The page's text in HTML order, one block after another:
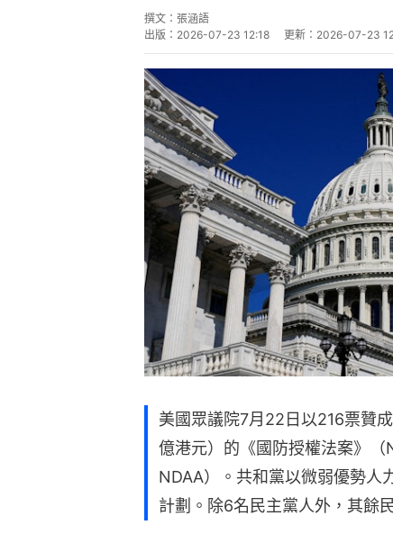
撰文： 張涵語
出版： 2026-07-23 12:18 更新： 2026-07-23
美國眾議院7月22日以216票贊
億港元）的《國防授權法案》
NDAA）。共和黨以微弱優勢人
計劃。除6名民主黨人外，其餘